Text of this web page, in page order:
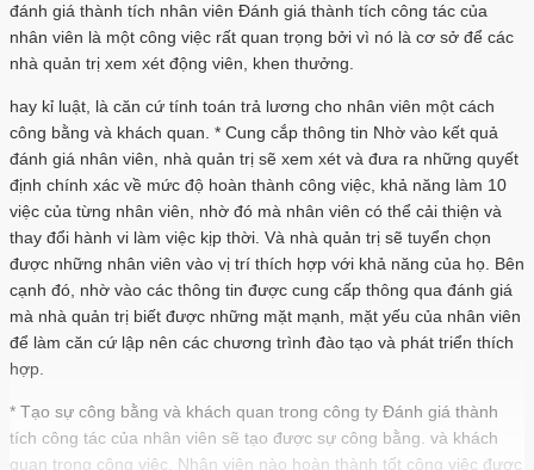
đánh giá thành tích nhân viên Đánh giá thành tích công tác của
nhân viên là một công việc rất quan trọng bởi vì nó là cơ sở để các
nhà quản trị xem xét động viên, khen thưởng.
hay kỉ luật, là căn cứ tính toán trả lương cho nhân viên một cách
công bằng và khách quan. * Cung cắp thông tin Nhờ vào kết quả
đánh giá nhân viên, nhà quản trị sẽ xem xét và đưa ra những quyết
định chính xác về mức độ hoàn thành công việc, khả năng làm 10
việc của từng nhân viên, nhờ đó mà nhân viên có thể cải thiện và
thay đổi hành vi làm việc kịp thời. Và nhà quản trị sẽ tuyển chọn
được những nhân viên vào vị trí thích hợp với khả năng của họ. Bên
cạnh đó, nhờ vào các thông tin được cung cấp thông qua đánh giá
mà nhà quản trị biết được những mặt mạnh, mặt yếu của nhân viên
để làm căn cứ lập nên các chương trình đào tạo và phát triển thích
hợp.
* Tạo sự công bằng và khách quan trong công ty Đánh giá thành
tích công tác của nhân viên sẽ tạo được sự công bằng. và khách
quan trong công việc. Nhân viên nào hoàn thành tốt công việc được